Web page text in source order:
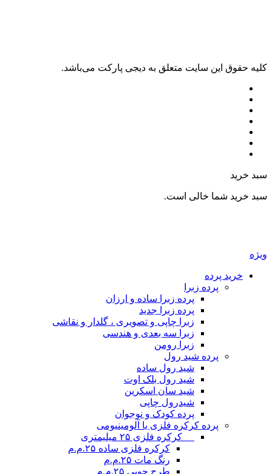
کليه حقوق اين سايت متعلق به دیجی پارکت می‌باشد.
سبد خرید
سبد خرید شما خالی است.
ویژه
خرید پرده
پرده زبرا
پرده زبرا ساده و ارزان
پرده زبرا جدید
زبرا چاپی و تصویری ، گلدار و نقاشی
زبرا سه بعدی و هندسی
زبرا رومن
پرده شید رول
شید رول ساده
شید رول بلک اوت
شید سان اسکرین
شیدرول چاپی
پرده کودک و نوجوان
پرده کرکره فلزی یا آلومینیومی
__ کرکره فلزی ۲۵ میلیمتری
کرکره فلزی ساده ۲۵.م.م
رنگ مات ۲۵.م.م
طرح چوبی ۲۵.م.م